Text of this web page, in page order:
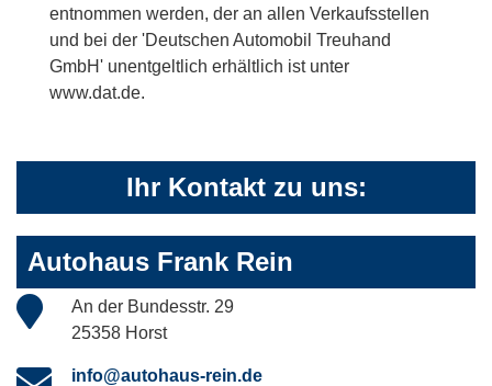
entnommen werden, der an allen Verkaufsstellen
und bei der 'Deutschen Automobil Treuhand
GmbH' unentgeltlich erhältlich ist unter
www.dat.de.
Ihr Kontakt zu uns:
Autohaus Frank Rein
An der Bundesstr. 29
25358 Horst
info@autohaus-rein.de